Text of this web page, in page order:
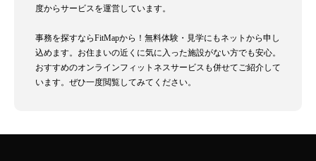
度からサービスを運営しています。
事務を探すならFitMapから！無料体験・見学にもネットから申し
込めます。お住まいの近くに気に入った施設がない方でも安心。
おすすめのオンラインフィットネスサービスも併せてご紹介して
います。ぜひ一度閲覧してみてください。